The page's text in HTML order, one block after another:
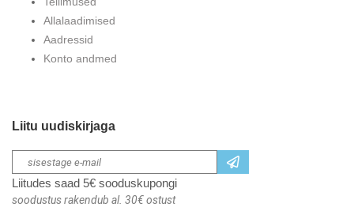
Allalaadimised
Aadressid
Konto andmed
Liitu uudiskirjaga
Liitudes saad 5€ sooduskupongi
soodustus rakendub al. 30€ ostust